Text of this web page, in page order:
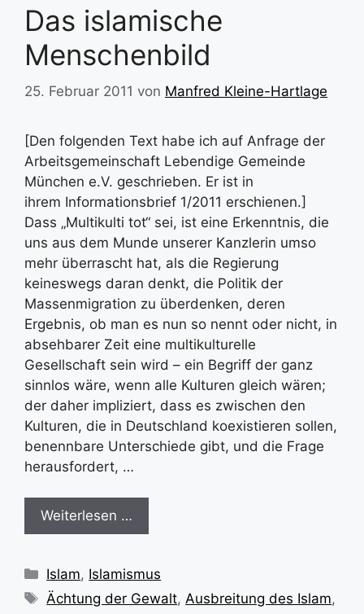
Das islamische
Menschenbild
25. Februar 2011 von Manfred Kleine-Hartlage
[Den folgenden Text habe ich auf Anfrage der
Arbeitsgemeinschaft Lebendige Gemeinde
München e.V. geschrieben. Er ist in
ihrem Informationsbrief 1/2011 erschienen.]
Dass „Multikulti tot“ sei, ist eine Erkenntnis, die
uns aus dem Munde unserer Kanzlerin umso
mehr überrascht hat, als die Regierung
keineswegs daran denkt, die Politik der
Massenmigration zu überdenken, deren
Ergebnis, ob man es nun so nennt oder nicht, in
absehbarer Zeit eine multikulturelle
Gesellschaft sein wird – ein Begriff der ganz
sinnlos wäre, wenn alle Kulturen gleich wären;
der daher impliziert, dass es zwischen den
Kulturen, die in Deutschland koexistieren sollen,
benennbare Unterschiede gibt, und die Frage
herausfordert, …
Weiterlesen …
Kategorien
Islam, Islamismus
Schlagwörter
Ächtung der Gewalt,Ausbreitung des Islam,